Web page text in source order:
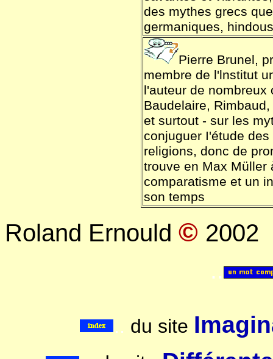
des mythes grecs
germaniques,
Pierre Brunel,
membre de l'lnstitut
l'auteur de nombreux
Baudelaire,
et surtout - sur les
conjuguer I'étude
religions, donc de
trouve en Max Müller
comparatisme et un
son temps
Roland Ernould © 2002
..
.. du site